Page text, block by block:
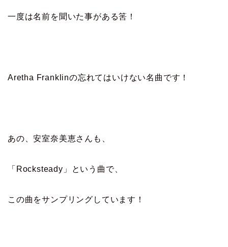
一度は名前を聞いた事がある筈！
Aretha Franklinの忘れてはいけない名曲です！
あの、安室奈美恵さんも、
「Rocksteady」という曲で、
この曲をサンプリングしています！